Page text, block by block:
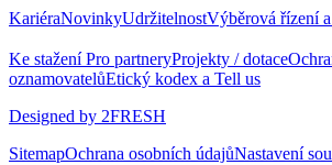
KariéraNovinkyUdržitelnostVýběrová řízení
Ke staženíPro partneryProjekty / dotace
oznamovatelůEtický kodex a Tell us
Designed by 2FRESH
SitemapOchrana osobních údajůNastavení